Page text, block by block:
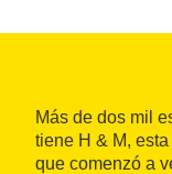
Más de dos mil
tiene H & M,
que comenzó a